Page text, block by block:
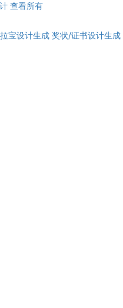
查看所有
宝设计生成 奖状/证书设计生成